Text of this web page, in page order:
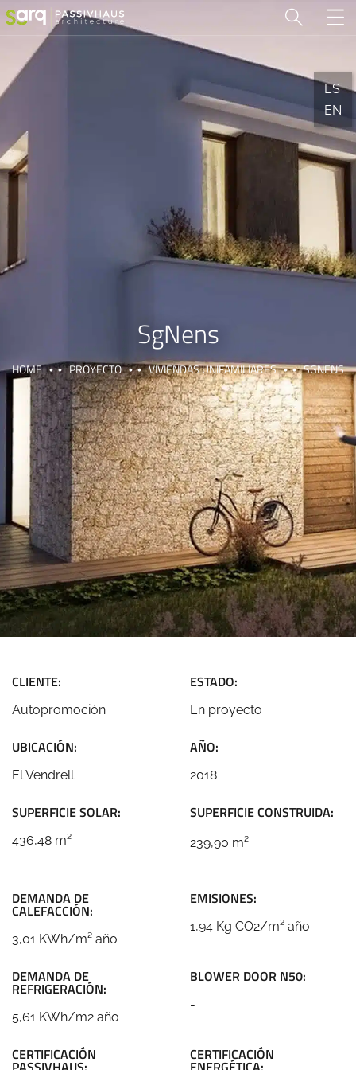
SgNens
HOME PROYECTO VIVIENDAS UNIFAMILIARES SGNENS
CLIENTE:
Autopromoción
ESTADO:
En proyecto
UBICACIÓN:
El Vendrell
AÑO:
2018
SUPERFICIE SOLAR:
436,48 m²
SUPERFICIE CONSTRUIDA:
239,90 m²
DEMANDA DE
CALEFACCIÓN:
3,01 KWh/m² año
EMISIONES:
1,94 Kg CO2/m² año
DEMANDA DE
REFRIGERACIÓN:
5,61 KWh/m2 año
BLOWER DOOR N50:
-
CERTIFICACIÓN CERTIFICACIÓN
ES
EN